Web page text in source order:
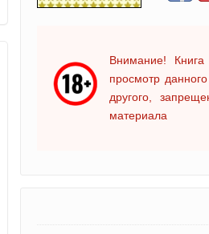
Внимание!
просмотр данного
другого,
материала